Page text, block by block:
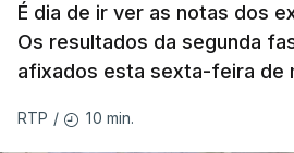
É dia de ir ver as notas dos
Os resultados da segunda
afixados esta sexta-feira de
RTP / 10 min.